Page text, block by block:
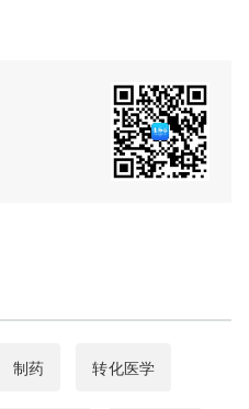
制药 转化医学